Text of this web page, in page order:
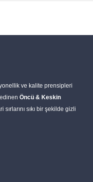
ve kalite prensipleri
Öncü & Keskin
sırlarını sıkı bir şekilde gizli